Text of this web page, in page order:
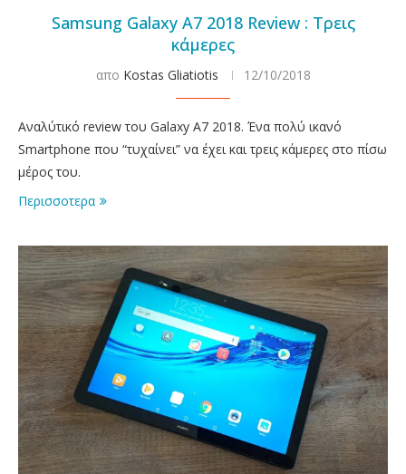
Samsung Galaxy A7 2018 Review : Τρεις
κάμερες
απο Kostas Gliatiotis 12/10/2018
Αναλύτικό review του Galaxy A7 2018. Ένα πολύ ικανό
Smartphone που “τυχαίνει” να έχει και τρεις κάμερες στο πίσω
μέρος του.
Περισσοτερα